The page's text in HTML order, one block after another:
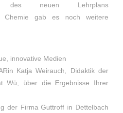
des neuen Lehrplans
Chemie gab es noch weitere
innovative Medien
Katja Weirauch, Didaktik der
Wü, über die Ergebnisse Ihrer
der Firma Guttroff in Dettelbach